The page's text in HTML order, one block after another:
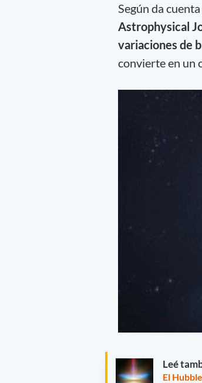
Según da
Astrophysical
variaciones de
convierte en un
Leé
El